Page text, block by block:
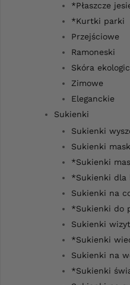
*Płaszcze
*Kurtki parki
Przejściowe
Ramoneski
Skóra
Zimowe
Eleganckie
Sukienki
Sukienki
Sukienki
*Sukienki
*Sukienki dla
Sukienki na
*Sukienki do
Sukienki
*Sukienki
Sukienki na
*Sukienki